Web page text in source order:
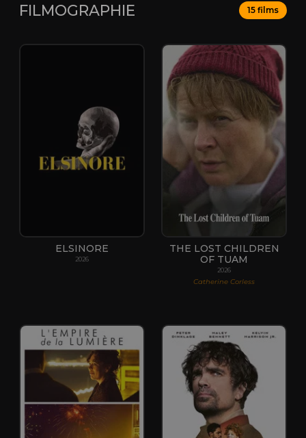
FILMOGRAPHIE 15 films
ELSINORE
2026
THE LOST CHILDREN
OF TUAM
2026
Catherine Corless